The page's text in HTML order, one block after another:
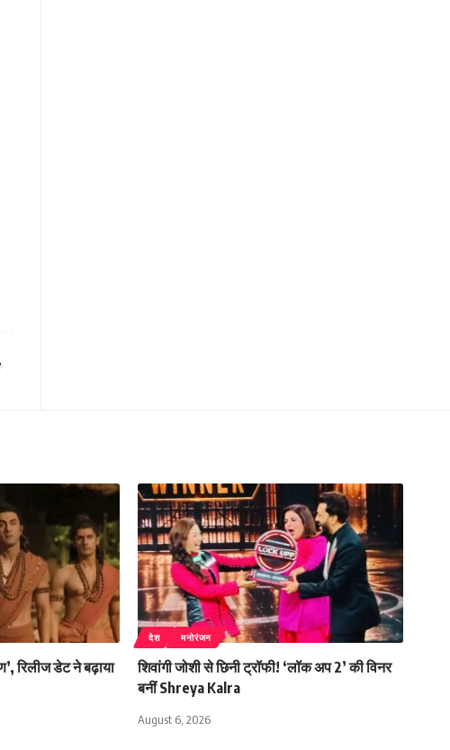
रिलीज डेट ने बढ़ाया
देश मनोरंजन
शिवांगी जोशी से छिनी ट्रॉफी! ‘लॉक अप 2’ की विनर
बनीं Shreya Kalra
August 6, 2026